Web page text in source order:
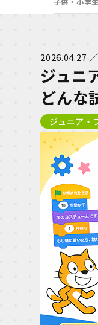
2026.04.27
ジュニ
どんな
ジュニア・